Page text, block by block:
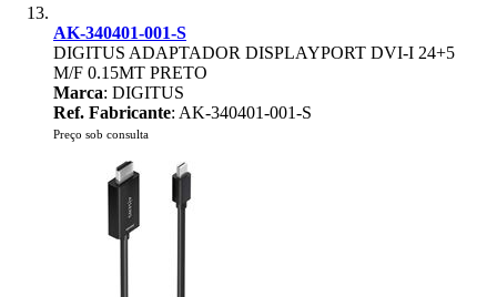
AK-340401-001-S
DIGITUS ADAPTADOR DISPLAYPORT DVI-I 24+5
M/F 0.15MT PRETO
Marca: DIGITUS
Ref. Fabricante: AK-340401-001-S
Preço sob consulta